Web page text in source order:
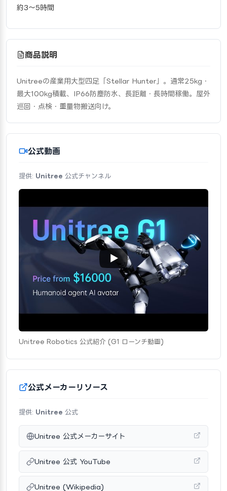
約3〜5時間
商品説明
Unitreeの産業用大型四足「Stellar Hunter」。通常25kg・
最大100kg積載、IP66防塵防水、長距離・長時間稼働。屋外
巡回・点検・重量物搬送向け。
公式動画
提供: Unitree 公式チャンネル
Unitree Robotics 公式紹介 (G1 ローンチ動画)
公式メーカーリソース
提供: Unitree 公式
Unitree 公式メーカーサイト
Unitree 公式 YouTube
Unitree (Wikipedia)